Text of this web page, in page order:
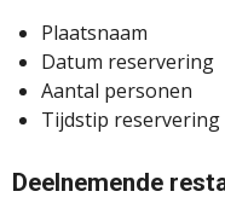
Plaatsnaam
Datum reservering
Aantal personen
Tijdstip reservering
Deelnemende